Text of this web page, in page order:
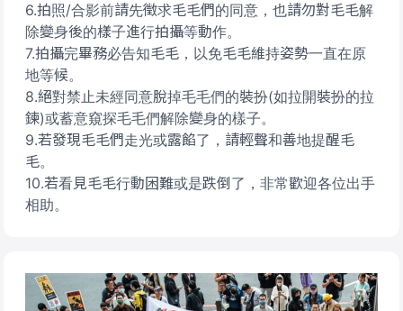
6.拍照/合影前請先徵求毛毛們的同意，也請勿對毛毛解
除變身後的樣子進行拍攝等動作。
7.拍攝完畢務必告知毛毛，以免毛毛維持姿勢一直在原
地等候。
8.絕對禁止未經同意脫掉毛毛們的裝扮(如拉開裝扮的拉
鍊)或蓄意窺探毛毛們解除變身的樣子。
9.若發現毛毛們走光或露餡了，請輕聲和善地提醒毛
毛。
10.若看見毛毛行動困難或是跌倒了，非常歡迎各位出手
相助。